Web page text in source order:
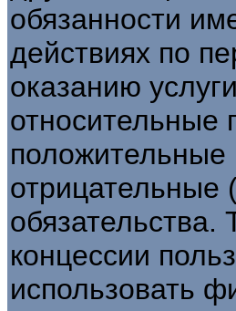
обязанности
действиях по
оказанию
относительные
положительные
отрицательные
обязательства.
концессии
использовать